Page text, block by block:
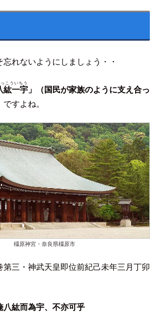
れないようにしましょう・・
紘一宇
こういちう
」（国民が家族のように支え合っ
ですよね。
橿原神宮・奈良県橿原市
第三・神武天皇即位前紀己未年三月丁卯
八紘而為宇、不亦可乎